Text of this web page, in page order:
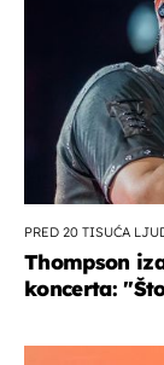
PRED 20 TISUĆA
Thompson
koncerta: